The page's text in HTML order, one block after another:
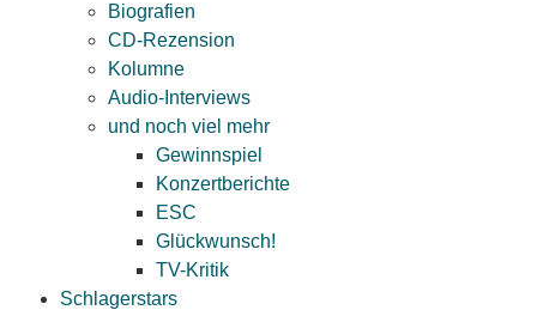
Biografien
CD-Rezension
Kolumne
Audio-Interviews
und noch viel mehr
Gewinnspiel
Konzertberichte
ESC
Glückwunsch!
TV-Kritik
Schlagerstars